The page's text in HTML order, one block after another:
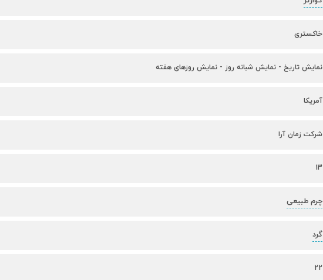
خاکستری
نمایش تاریخ - نمایش شبانه روز - نمایش روزهای هفته
آمریکا
شرکت زمان آرا
13
چرم طبیعی
گرد
22